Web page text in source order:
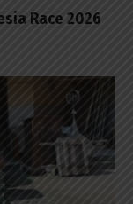
Race 2026